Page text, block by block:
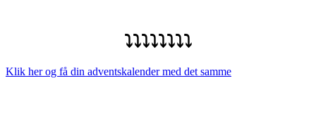
⤵️⤵️⤵️⤵️⤵️⤵️⤵️⤵️
Klik her og få din adventskalender med det samme